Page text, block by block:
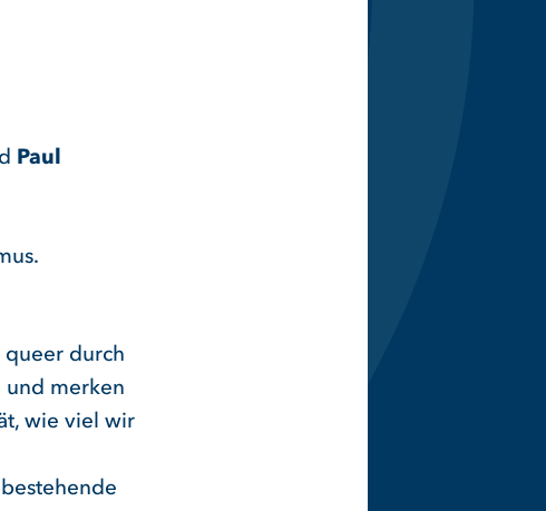
Paul
durch
und merken
wie viel wir